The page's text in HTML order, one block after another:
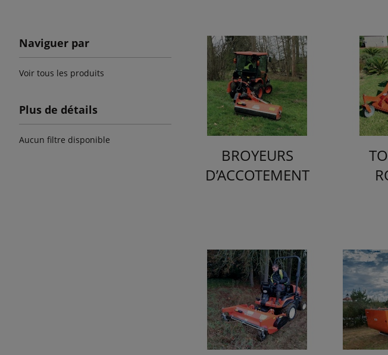
Naviguer par
Voir tous les produits
Plus de détails
Aucun filtre disponible
BROYEURS
D’ACCOTEMENT